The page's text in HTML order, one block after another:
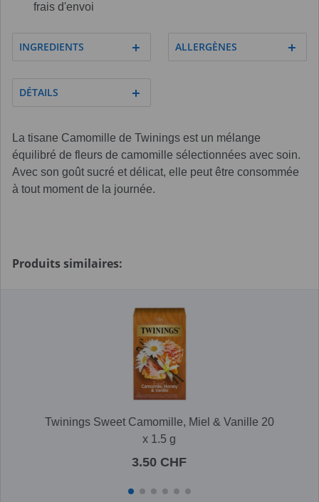
frais d'envoi
INGREDIENTS ALLERGÈNES
DÉTAILS
La tisane Camomille de Twinings est un mélange
équilibré de fleurs de camomille sélectionnées avec soin.
Avec son goût sucré et délicat, elle peut être consommée
à tout moment de la journée.
Produits similaires:
Twinings Sweet Camomille, Miel & Vanille 20
x 1.5 g
3.50 CHF